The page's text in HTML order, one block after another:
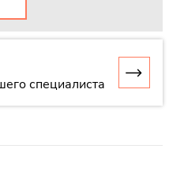
специалиста